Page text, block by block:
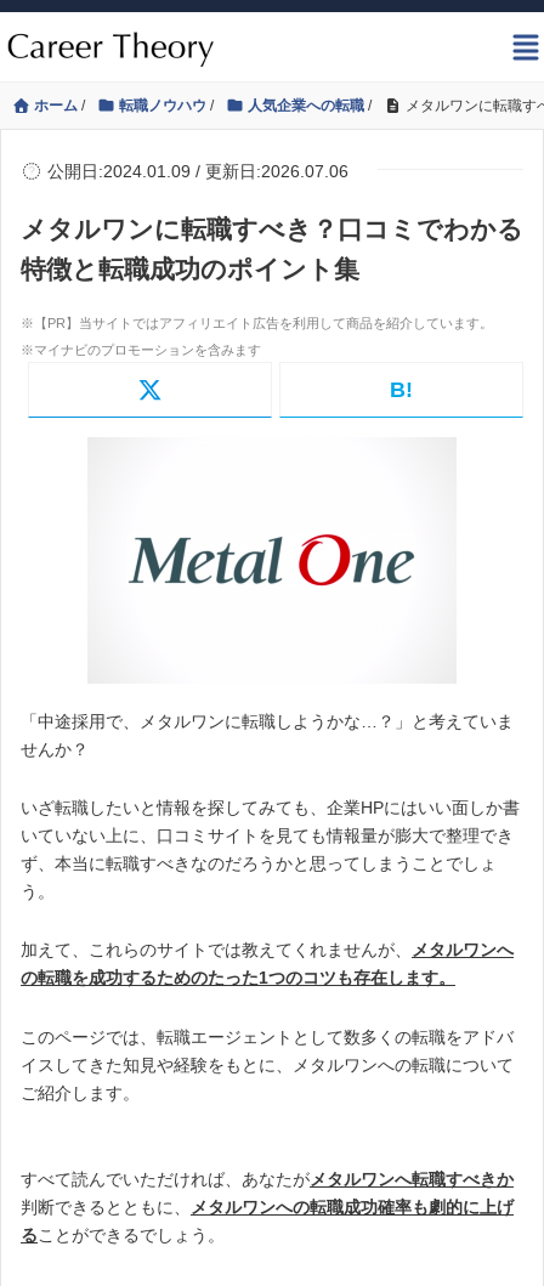
ホーム / 転職ノウハウ / 人気企業への転職 / メタルワンに転職す
公開日:2024.01.09 / 更新日:2026.07.06
メタルワンに転職すべき？口コミでわかる
特徴と転職成功のポイント集
B!
「中途採用で、メタルワンに転職しようかな…？」と考えていま
せんか？
いざ転職したいと情報を探してみても、企業HPにはいい面しか書
いていない上に、口コミサイトを見ても情報量が膨大で整理でき
ず、本当に転職すべきなのだろうかと思ってしまうことでしょ
う。
加えて、これらのサイトでは教えてくれませんが、 メタルワンへ
の転職を成功するためのたった1つのコツも存在します。
このページでは、転職エージェントとして数多くの転職をアドバ
イスしてきた知見や経験をもとに、メタルワンへの転職について
ご紹介します。
すべて読んでいただければ、あなたがメタルワンへ転職すべきか
判断できるとともに、
メタルワンへの転職成功確率も劇的に上げ
ることができるでしょう。